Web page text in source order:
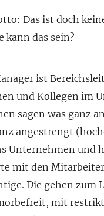
Das ist doch
kann das sein?
ist
und Kollegen im
sagen was ganz
angestrengt
Unternehmen und
mit den
Die gehen zum
mit